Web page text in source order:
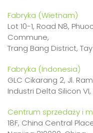
Fabryka (Wietnam)
Lot 10-1, Road N8,
Commune,
Trang Bang District,
Fabryka (Indonesia)
GLC Cikarang 2, Jl.
Industri Delta Silicon
Centrum sprzedaży i
18F, China Central